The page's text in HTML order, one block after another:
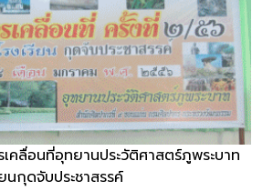
คลื่อนที่อุทยานประวัติศาสตร์ภูพระบาท
กุดจับประชาสรรค์